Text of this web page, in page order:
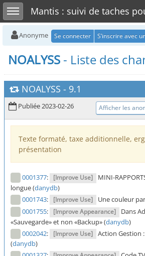
Toggle sidebarMantis : suivi de taches
Anonyme Se connecter S’inscrire avec
NOALYSS - Liste des
NOALYSS - 9.1
Publiée 2023-02-26 Afficher les
Texte formaté, taxe additionnelle,
présentation
0001377: [Improve Use]
MINI-
longue (danydb)
0001743: [Improve Use] Une couleur
0001755: [Improve Appearance]
Dans
«Sauvegarde» et non «Backup» (danydb)
0002042: [Improve Use] Action Gestion
(danydb)